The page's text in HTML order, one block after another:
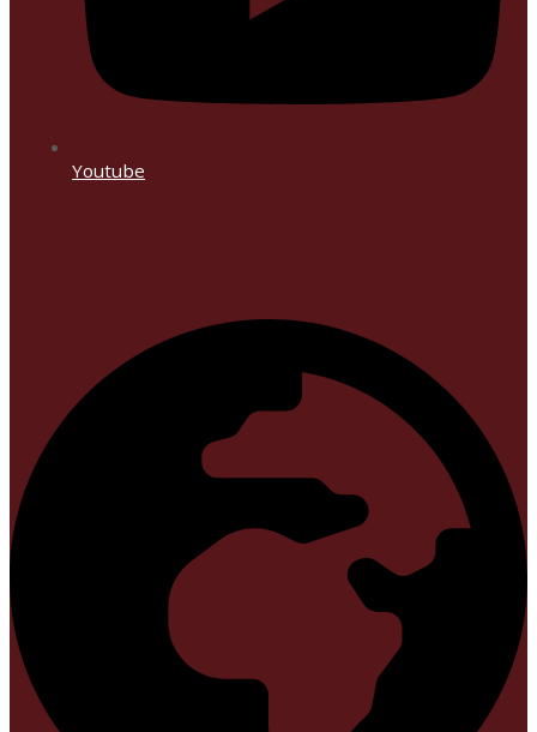
Youtube